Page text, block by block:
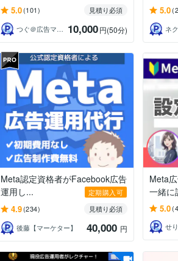
5.0(101)
見積り必須
つぐ＠広告マーケティングサポーター
10,000円(50分)
5.0
Meta認定資格者がFacebook広告
運用し...
定期購入可
4.9(234)
見積り必須
後藤【マーケター】
40,000 円
Meta
一緒に
5.0